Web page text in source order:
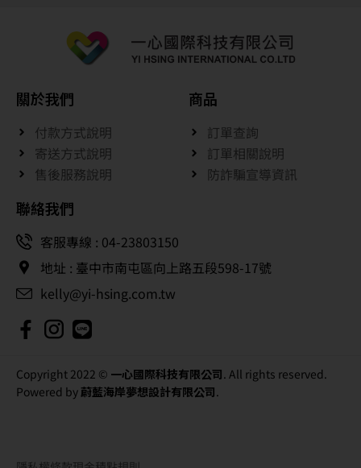
關於我們
付款方式說明
寄送方式說明
售後服務說明
商品
訂單查詢
訂單相關說明
防詐騙宣導資訊
聯絡我們
客服專線 : 04-23803150
地址 : 臺中市南屯區向上路五段598-17號
kelly@yi-hsing.com.tw
Copyright 2022 © 一心國際科技有限公司. All rights reserved.
Powered by 蔚藍海岸夢想設計有限公司.